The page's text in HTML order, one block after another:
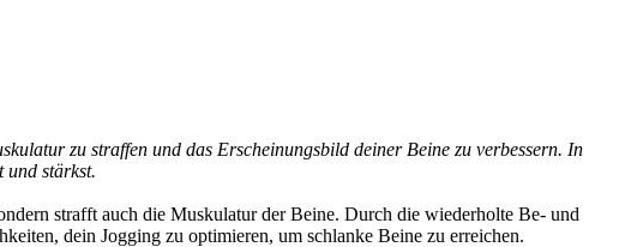
zu straffen und das Erscheinungsbild deiner Beine zu verbessern. In
und stärkst.
strafft auch die Muskulatur der Beine. Durch die wiederholte Be- und
dein Jogging zu optimieren, um schlanke Beine zu erreichen.